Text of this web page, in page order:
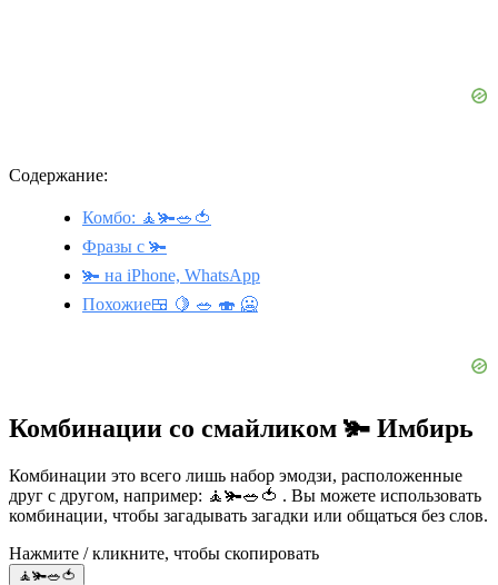
Содержание:
Комбо: 🧘🫚🥗🍅
Фразы с 🫚
🫚 на iPhone, WhatsApp
Похожие🍱 🍋 🥗 🍣 🥶
Комбинации со смайликом 🫚 Имбирь
Комбинации это всего лишь набор эмодзи, расположенные
друг с другом, например: 🧘🫚🥗🍅 . Вы можете использовать
комбинации, чтобы загадывать загадки или общаться без слов.
Нажмите / кликните, чтобы скопировать
🧘🫚🥗🍅